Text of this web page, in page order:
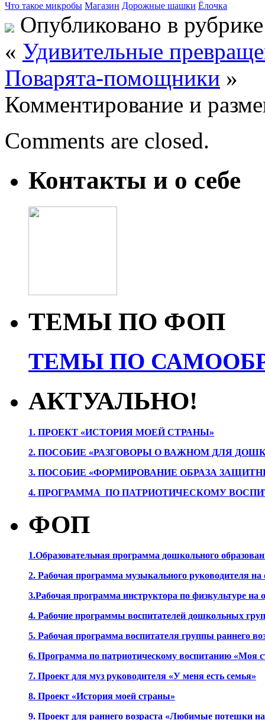
Что такое микробы Магазин Дорожные шашки Ёлочка
Опубликовано в
« Удивительные
Поварята-помощники »
Комментирование и
Comments are closed.
Контакты и о себе
ТЕМЫ ПО ФОП
ТЕМЫ ПО
АКТУАЛЬНО!
1. ПРОЕКТ «ИСТОРИЯ МОЕЙ СТРАНЫ»
2. ПОСОБИЕ «РАЗГОВОРЫ О ВАЖНОМ ДЛЯ
3. ПОСОБИЕ «ФОРМИРОВАНИЕ ОБРАЗА
4. ПРОГРАММА ПО ПАТРИОТИЧЕСКОМУ
ФОП
1.Образовательная программа дошкольного
2. Рабочая программа музыкального руководителя
3.Рабочая программа инструктора по физкультуре
4. Рабочие программы воспитателей дошкольных
5. Рабочая программа воспитателя группы раннего
6. Программа по патриотическому воспитанию «Моя
7. Проект для муз руководителя «У меня есть семья»
8. Проект «История моей страны»
9. Проект для раннего возраста «Любимые потешки